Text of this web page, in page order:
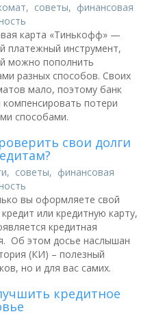
, советы, финансовая
карта «Тинькофф» —
платежный инструмент,
можно пополнить
разных способов. Своих
мало, поэтому банк
потери
способами.
свои долги
, советы, финансовая
вы оформляете свой
или кредитную карту,
кредитная
Об этом досье наслышан
(КИ) – полезный
но и для вас самих.
кредитное